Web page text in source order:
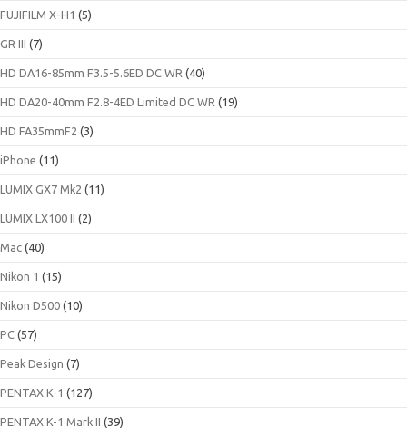
FUJIFILM X-H1 (5)
GR III (7)
HD DA16-85mm F3.5-5.6ED DC WR (40)
HD DA20-40mm F2.8-4ED Limited DC WR (19)
HD FA35mmF2 (3)
iPhone (11)
LUMIX GX7 Mk2 (11)
LUMIX LX100 II (2)
Mac (40)
Nikon 1 (15)
Nikon D500 (10)
PC (57)
Peak Design (7)
PENTAX K-1 (127)
PENTAX K-1 Mark II (39)